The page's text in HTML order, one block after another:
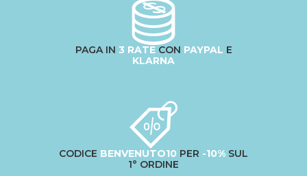
PAGA IN 3 RATECON PAYPAL E
KLARNA
CODICE BENVENUTO10 PER -10% SUL
1° ORDINE